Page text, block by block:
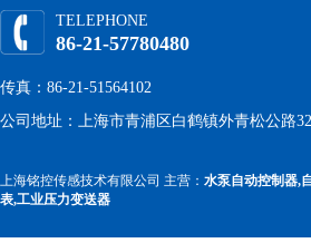
TELEPHONE
86-21-57780480
传真：86-21-51564102
公司地址：上海市青浦区白鹤镇外青松公路
上海铭控传感技术有限公司 主营： 水泵自动控制器,
表,工业压力变送器